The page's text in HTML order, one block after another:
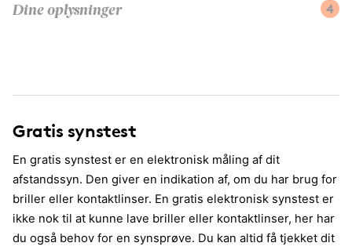
4
Dine oplysninger
Gratis synstest
En gratis synstest er en elektronisk måling af dit
afstandssyn. Den giver en indikation af, om du har brug for
briller eller kontaktlinser. En gratis elektronisk synstest er
ikke nok til at kunne lave briller eller kontaktlinser, her har
du også behov for en synsprøve. Du kan altid få tjekket dit